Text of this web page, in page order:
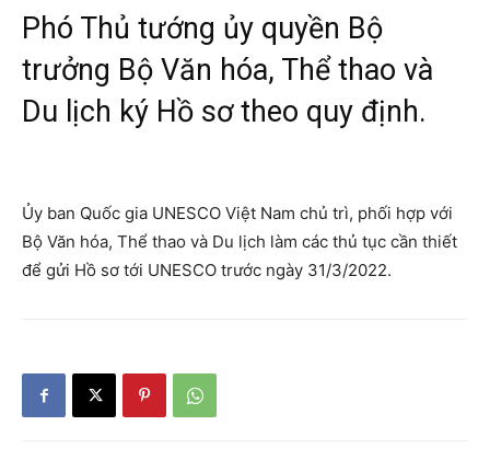
Phó Thủ tướng ủy quyền Bộ
trưởng Bộ Văn hóa, Thể thao và
Du lịch ký Hồ sơ theo quy định.
Ủy ban Quốc gia UNESCO Việt Nam chủ trì, phối hợp với
Bộ Văn hóa, Thể thao và Du lịch làm các thủ tục cần thiết
để gửi Hồ sơ tới UNESCO trước ngày 31/3/2022.